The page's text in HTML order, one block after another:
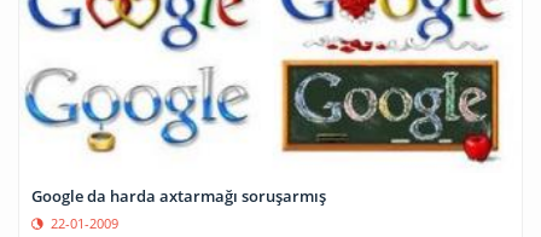
Google da harda axtarmağı soruşarmış
22-01-2009